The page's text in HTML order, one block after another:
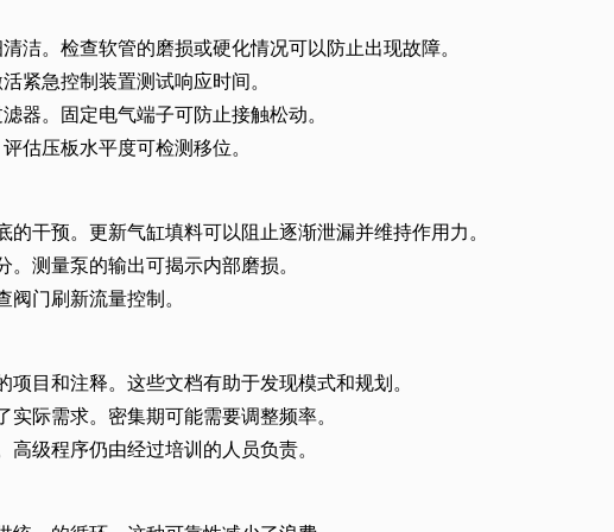
洁。检查软管的磨损或硬化情况可以防止出现故障。
紧急控制装置测试响应时间。
器。固定电气端子可防止接触松动。
估压板水平度可检测移位。
干预。更新气缸填料可以阻止逐渐泄漏并维持作用力。
测量泵的输出可揭示内部磨损。
门刷新流量控制。
目和注释。这些文档有助于发现模式和规划。
际需求。密集期可能需要调整频率。
级程序仍由经过培训的人员负责。